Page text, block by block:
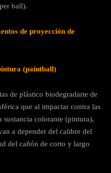
ball).
de proyección de
(paintball)
de plástico biodegradarte de
que al impactar contra las
sustancia colorante (pintura),
a depender del calibre del
del cañón de corto y largo